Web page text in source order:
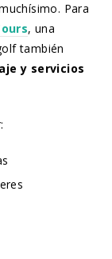
Para
, una
también
y servicios